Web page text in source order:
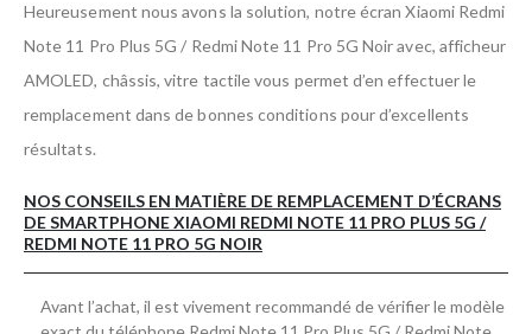
Heureusement nous avons la solution, notre écran Xiaomi Redmi
Note 11 Pro Plus 5G / Redmi Note 11 Pro 5G Noir avec, afficheur
AMOLED, châssis, vitre tactile vous permet d’en effectuer le
remplacement dans de bonnes conditions pour d’excellents
résultats.
NOS CONSEILS EN MATIÈRE DE REMPLACEMENT D’ÉCRANS
DE SMARTPHONE XIAOMI REDMI NOTE 11 PRO PLUS 5G /
REDMI NOTE 11 PRO 5G NOIR
Avant l’achat, il est vivement recommandé de vérifier le modèle